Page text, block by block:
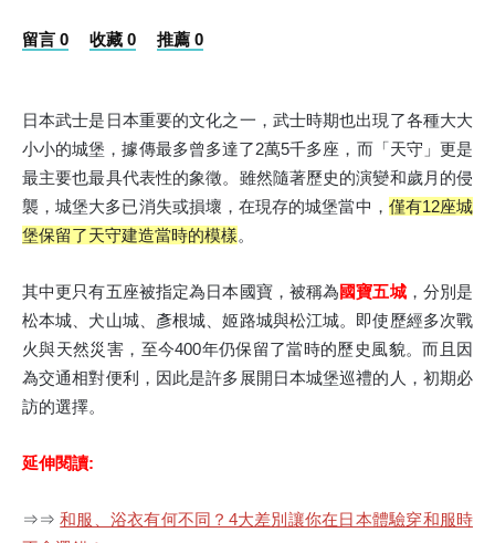
留言 0 收藏 0 推薦 0
日本武士是日本重要的文化之一，武士時期也出現了各種大大
小小的城堡，據傳最多曾多達了2萬5千多座，而「天守」更是
最主要也最具代表性的象徵。雖然隨著歷史的演變和歲月的侵
襲，城堡大多已消失或損壞，在現存的城堡當中， 僅有12座城
堡保留了天守建造當時的模樣。
其中更只有五座被指定為日本國寶，被稱為國寶五城，分別是
松本城、犬山城、彥根城、姬路城與松江城。即使歷經多次戰
火與天然災害，至今400年仍保留了當時的歷史風貌。而且因
為交通相對便利，因此是許多展開日本城堡巡禮的人，初期必
訪的選擇。
延伸閱讀:
⇒⇒和服、浴衣有何不同？4大差別讓你在日本體驗穿和服時